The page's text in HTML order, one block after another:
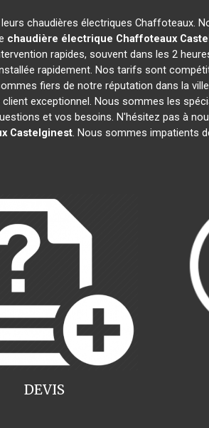
chaudières électriques Chaffoteaux.
chaudière électrique Chaffoteaux
rapides, souvent dans les 2
rapidement. Nos tarifs sont
fiers de notre réputation dans la
exceptionnel. Nous sommes les
et vos besoins. N'hésitez pas à
Castelginest. Nous sommes impatients
DEVIS